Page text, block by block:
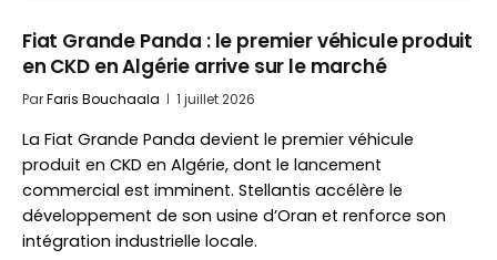
Fiat Grande Panda : le premier véhicule produit
en CKD en Algérie arrive sur le marché
ParFaris Bouchaala 1 juillet 2026
La Fiat Grande Panda devient le premier véhicule
produit en CKD en Algérie, dont le lancement
commercial est imminent. Stellantis accélère le
développement de son usine d’Oran et renforce son
intégration industrielle locale.